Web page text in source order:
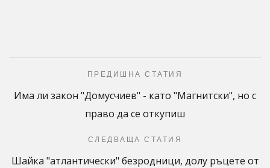
ПРЕДИШНА СТАТИЯ
Има ли закон "Домусчиев" - като "Магнитски", но с
право да се откупиш
СЛЕДВАЩА СТАТИЯ
Шайка "атлантически" безродници, долу ръцете от